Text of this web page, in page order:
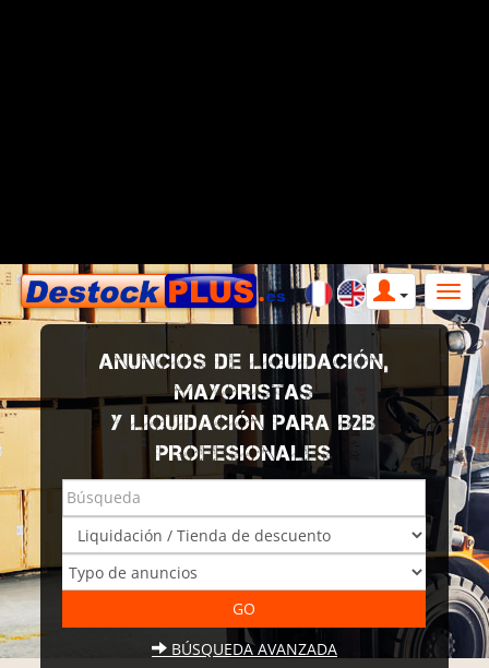
ANUNCIOS DE LIQUIDACIÓN,
MAYORISTAS
Y LIQUIDACIÓN PARA B2B
PROFESIONALES
BÚSQUEDA AVANZADA